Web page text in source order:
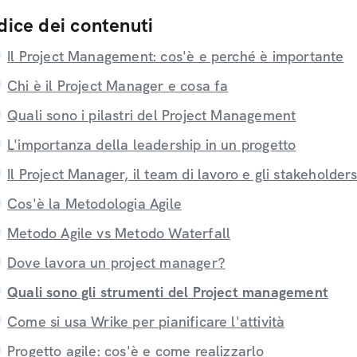
dei contenuti
Il Project Management: cos'è e perché è importante
Chi è il Project Manager e cosa fa
Quali sono i pilastri del Project Management
L'importanza della leadership in un progetto
Il Project Manager, il team di lavoro e gli stakeholders
Cos'è la Metodologia Agile
Metodo Agile vs Metodo Waterfall
Dove lavora un project manager?
Quali sono gli strumenti del Project management
Come si usa Wrike per pianificare l'attività
Progetto agile: cos'è e come realizzarlo